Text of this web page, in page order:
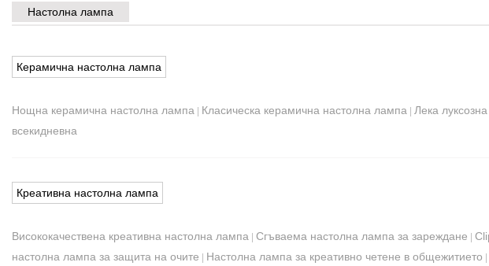
Настолна лампа
Керамична настолна лампа
Нощна керамична настолна лампа | Класическа керамична настолна лампа | Лека
всекидневна
Креативна настолна лампа
Висококачествена креативна настолна лампа | Сгъваема настолна лампа за зареждане |
настолна лампа за защита на очите | Настолна лампа за креативно четене в общежитието |